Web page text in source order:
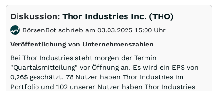
Diskussion: Thor Industries Inc. (THO)
BörsenBot schrieb am 03.03.2025 15:00 Uhr
Veröffentlichung von Unternehmenszahlen
Bei Thor Industries steht morgen der Termin
"Quartalsmitteilung" vor Öffnung an. Es wird ein EPS von
0,26$ geschätzt. 78 Nutzer haben Thor Industries im
Portfolio und 102 unserer Nutzer haben Thor Industries